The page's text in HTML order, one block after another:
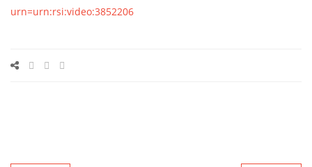
urn=urn:rsi:video:3852206